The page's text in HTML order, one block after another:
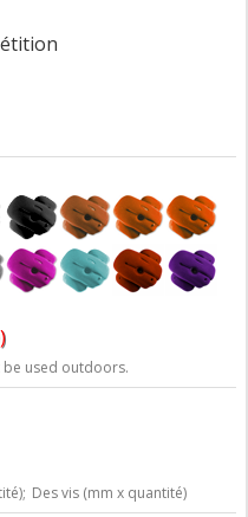
used outdoors.
Des vis (mm x quantité)